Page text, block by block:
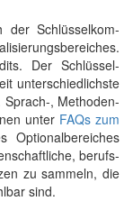
der Schlüssel­kom­
Der Schlüssel­
unterschiedlichste
, Methoden-
unter FAQs zum
Optional­bereiches
berufs­
zu sammeln, die
sind.